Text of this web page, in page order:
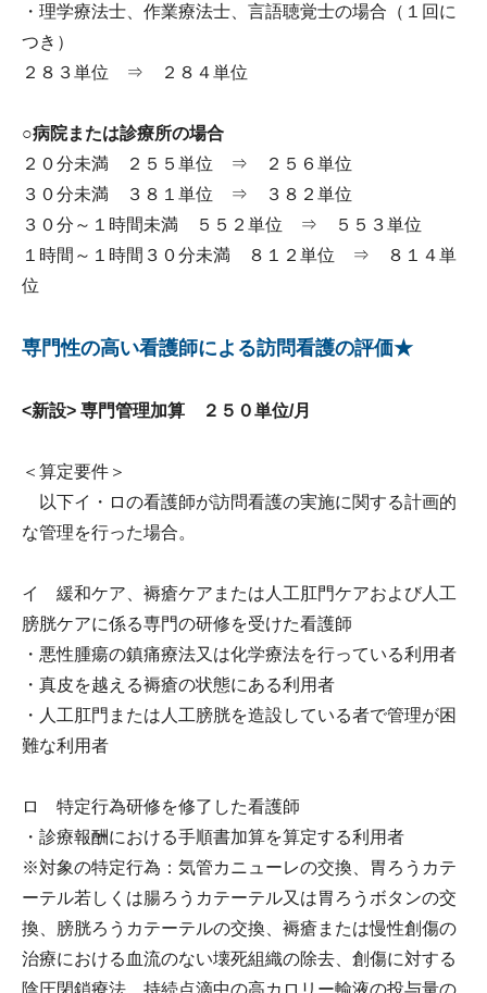
・理学療法士、作業療法士、言語聴覚士の場合（１回に
つき）
２８３単位 ⇒ ２８４単位
○病院または診療所の場合
２０分未満 ２５５単位 ⇒ ２５６単位
３０分未満 ３８１単位 ⇒ ３８２単位
３０分～１時間未満 ５５２単位 ⇒ ５５３単位
１時間～１時間３０分未満 ８１２単位 ⇒ ８１４単
位
専門性の高い看護師による訪問看護の評価★
<新設> 専門管理加算 ２５０単位/月
＜算定要件＞
以下イ・ロの看護師が訪問看護の実施に関する計画的
な管理を行った場合。
イ 緩和ケア、褥瘡ケアまたは人工肛門ケアおよび人工
膀胱ケアに係る専門の研修を受けた看護師
・悪性腫瘍の鎮痛療法又は化学療法を行っている利用者
・真皮を越える褥瘡の状態にある利用者
・人工肛門または人工膀胱を造設している者で管理が困
難な利用者
ロ 特定行為研修を修了した看護師
・診療報酬における手順書加算を算定する利用者
※対象の特定行為：気管カニューレの交換、胃ろうカテ
ーテル若しくは腸ろうカテーテル又は胃ろうボタンの交
換、膀胱ろうカテーテルの交換、褥瘡または慢性創傷の
治療における血流のない壊死組織の除去、創傷に対する
陰圧閉鎖療法、持続点滴中の高カロリー輸液の投与量の